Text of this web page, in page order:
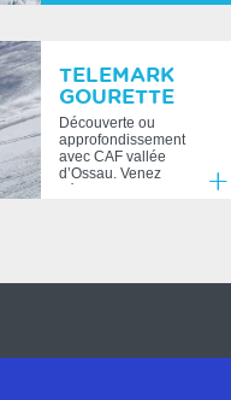
TELEMARK
GOURETTE
Découverte ou
approfondissement
avec CAF vallée
d’Ossau. Venez